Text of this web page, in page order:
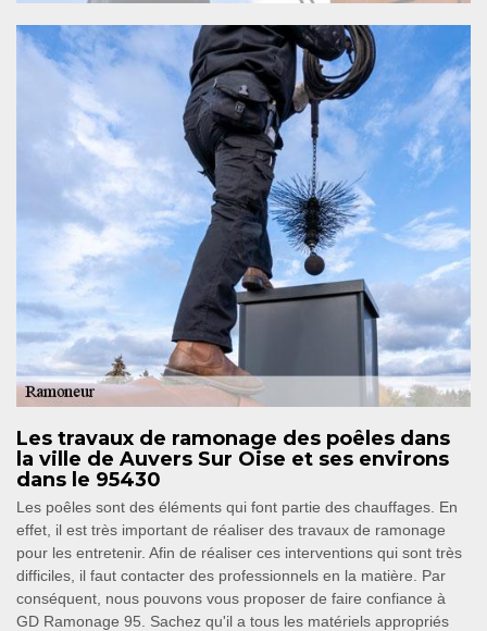
Les travaux de ramonage des poêles dans
la ville de Auvers Sur Oise et ses environs
dans le 95430
Les poêles sont des éléments qui font partie des chauffages. En
effet, il est très important de réaliser des travaux de ramonage
pour les entretenir. Afin de réaliser ces interventions qui sont très
difficiles, il faut contacter des professionnels en la matière. Par
conséquent, nous pouvons vous proposer de faire confiance à
GD Ramonage 95. Sachez qu'il a tous les matériels appropriés